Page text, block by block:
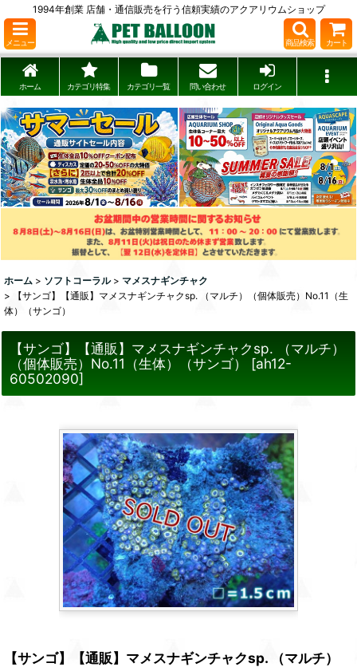
1994年創業 店舗・通信販売を行う信頼実績のアクアリウムショップ
メニュー 商品検索 カート
ホーム カテゴリ特集 カテゴリ一覧 問い合わせ ログイン
ホーム > ソフトコーラル > マメスナギンチャク
>
【サンゴ】【通販】マメスナギンチャクsp. （マルチ）（個体販売）No.11（生
体）（サンゴ）
【サンゴ】【通販】マメスナギンチャクsp. （マルチ）
（個体販売）No.11（生体）（サンゴ）
[ah12-
60502090]
【サンゴ】【通販】マメスナギンチャクsp. （マルチ）